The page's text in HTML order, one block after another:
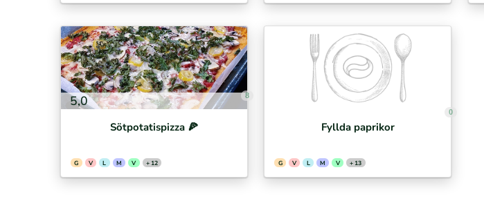
5,0 8
Sötpotatispizza 🍕⁣
G V L M V + 12
0
Fyllda paprikor
G V L M V + 13